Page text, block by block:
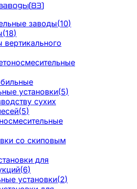
(83)
заводы(10)
(18)
установки(5)
сухих
(5)
со скиповым
для
(6)
установки(2)